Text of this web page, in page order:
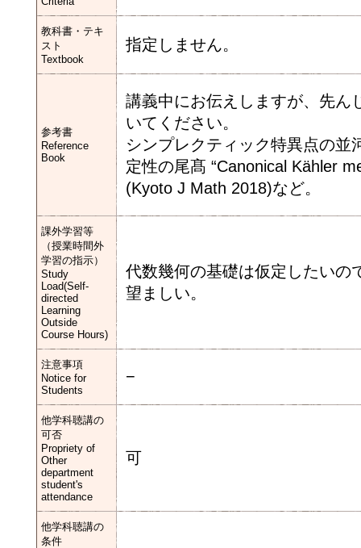
教科書・テキ
スト
Textbook
指定しません。
参考書
Reference
Book
講義中にお伝えしますが、先ん
いてください。
シンプレクティック特異点の
定性の尾髙 “Canonical Kähler
(Kyoto J Math 2018)など。
課外学習等
（授業時間外
学習の指示）
Study
Load(Self-
directed
Learning
Outside
Course Hours)
代数幾何の基礎は仮定したいの
望ましい。
注意事項
Notice for
Students
−
他学科聴講の
可否
Propriety of
Other
department
student's
attendance
可
他学科聴講の
条件